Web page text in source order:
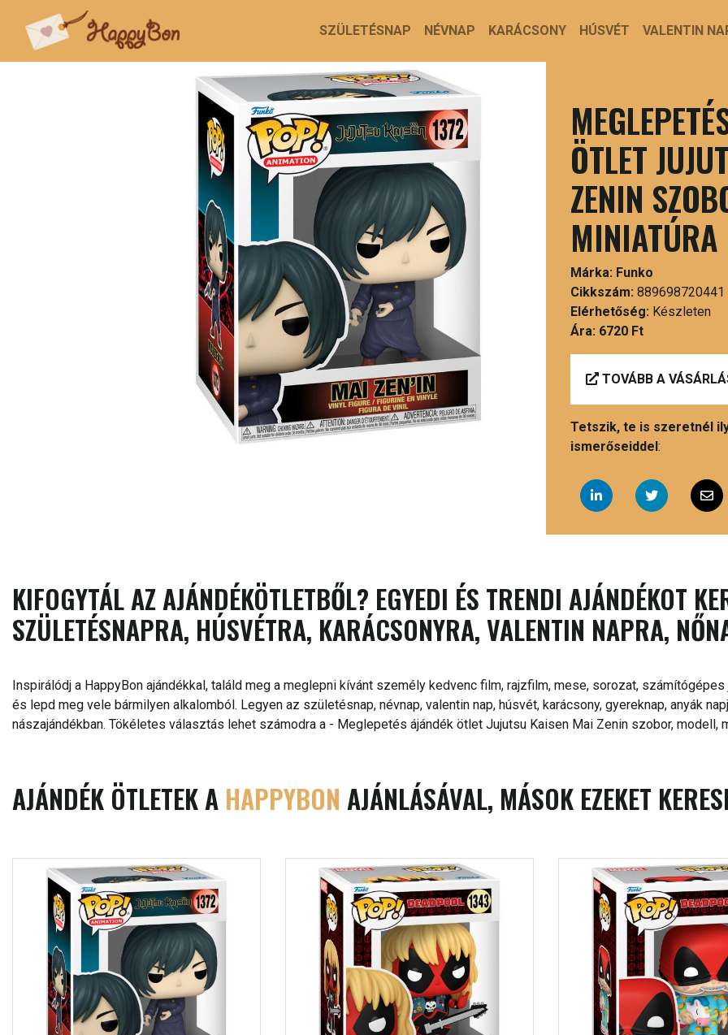
SZÜLETÉSNAP NÉVNAP KARÁCSONY HÚSVÉT VALENTIN
ÖTLET
ZENIN
MINIATÚRA
Márka: Funko
Cikkszám: 889698720441
Elérhetőség: Készleten
Ára: 6720 Ft
TOVÁBB A
Tetszik, te is szeretnél
ismerőseiddel:
KIFOGYTÁL AZ AJÁNDÉKÖTLETBŐL? EGYEDI ÉS TRENDI AJÁNDÉKOT
SZÜLETÉSNAPRA, HÚSVÉTRA, KARÁCSONYRA, VALENTIN NAPRA,
Inspirálódj a HappyBon ajándékkal, találd meg a meglepni kívánt személy kedvenc film, rajzfilm, mese, sorozat,
és lepd meg vele bármilyen alkalomból. Legyen az születésnap, névnap, valentin nap, húsvét, karácsony, gyereknap, anyák
nászajándékban. Tökéletes választás lehet számodra a - Meglepetés ájándék ötlet Jujutsu Kaisen Mai Zenin szobor, modell,
AJÁNDÉK ÖTLETEK A HAPPYBON AJÁNLÁSÁVAL, MÁSOK EZEKET